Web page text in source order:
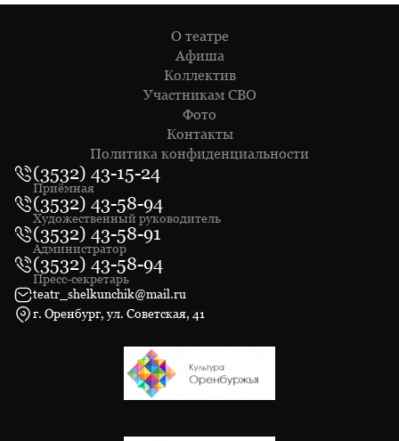
О театре
Афиша
Коллектив
Участникам СВО
Фото
Контакты
Политика конфиденциальности
(3532) 43-15-24
Приёмная
(3532) 43-58-94
Художественный руководитель
(3532) 43-58-91
Администратор
(3532) 43-58-94
Пресс-секретарь
teatr_shelkunchik@mail.ru
г. Оренбург, ул. Советская, 41